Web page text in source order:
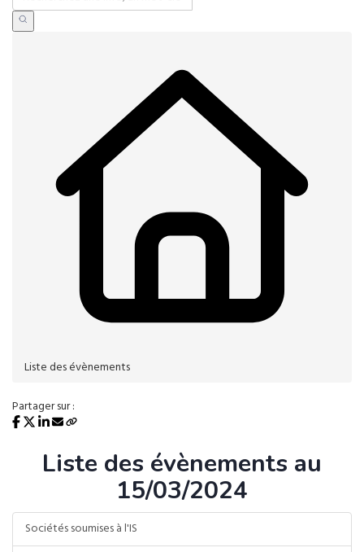
Liste des évènements
Partager sur :
Liste des évènements au
15/03/2024
Sociétés soumises à l'IS